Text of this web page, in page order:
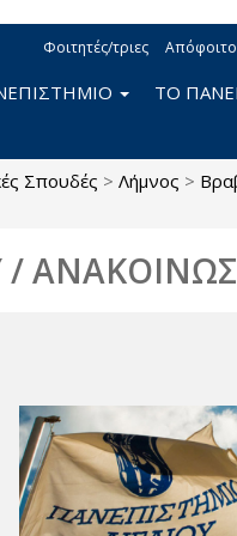
Φοιτητές/τριες
ΤΟ
Σπουδές > Λήμνος >